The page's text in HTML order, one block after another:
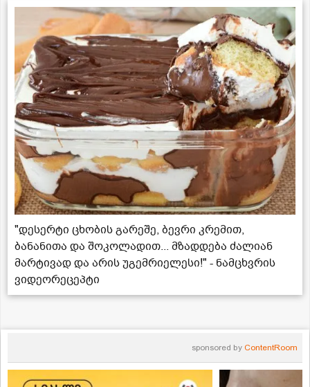
"დესერტი ცხობის გარეშე, ბევრი კრემით,
ბანანითა და შოკოლადით... მზადდება ძალიან
მარტივად და არის უგემრიელესი!" - ნამცხვრის
ვიდეორეცეპტი
sponsored by ContentRoom